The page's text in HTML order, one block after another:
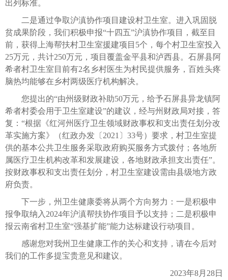
出列标准。
二是通过争取沪滇协作项目建设村卫生室。进入巩固脱
贫成果阶段，我们积极申报“十四五”沪滇协作项目，截至目
前，获得上海帮扶村卫生室援建项目5个，每个村卫生室投入
25万元，共计250万元，项目覆盖金平县和泸西县。石屏县阿
希者村卫生室目前有2名乡村医生为村民提供服务，百姓头疼
脑热均能够在乡村两级医疗机构解决。
您提出的“由州级财政补助50万元，给予石屏县异龙镇阿
希者村委会用于卫生室建设”的建议，经与州财政局对接，答
复：“根据《红河州医疗卫生领域财政事权和支出责任划分改
革实施方案》（红政办发〔2021〕33号）要求，村卫生室提
供的基本公共卫生服务采取政府购买服务方式拨付；各地所
属医疗卫生机构改革和发展建设，各地财政承担支出责任”。
按财政事权和支出责任划分，村卫生室建设需由县级地方政
府负责。
下一步，州卫生健康委将从两个方向努力：一是积极申
报争取纳入2024年沪滇帮扶协作项目予以支持；二是积极申
报云南省村卫生室“强基扩能”能力达标建设行动项目。
感谢您对我州卫生健康工作的关心和支持，请在今后对
我们的工作多提宝贵意见和建议。
2023年8月28日